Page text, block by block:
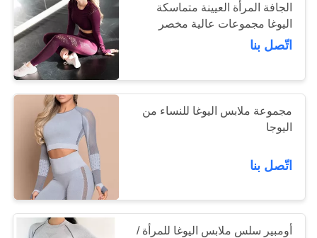
خريطة
الموقع
PRIVACY
POLICY
السراويل اليوغا
الصالة الرياضية
15
ملابس اليوغا للمرأة
15
الجافة المرأة العيينة متماسكة
اليوغا مجموعات عالية مخصر
طماق
اتّصل بنا
مجموعة ملابس اليوغا للنساء من
اليوجا
اتّصل بنا
أومبير سلس ملابس اليوغا للمرأة /